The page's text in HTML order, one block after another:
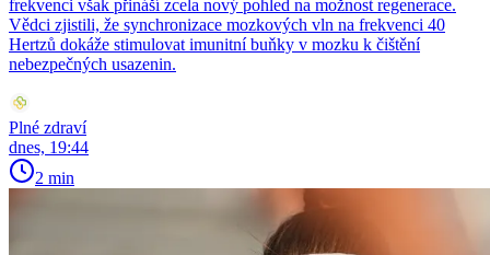
frekvenci však přináší zcela nový pohled na možnost regenerace.
Vědci zjistili, že synchronizace mozkových vln na frekvenci 40
Hertzů dokáže stimulovat imunitní buňky v mozku k čištění
nebezpečných usazenin.
Plné zdraví
dnes, 19:44
2 min